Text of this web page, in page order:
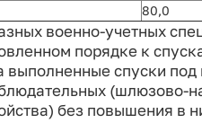
80,0
военно-учетных
порядке к
спуски под
(шлюзово-
без повышения в